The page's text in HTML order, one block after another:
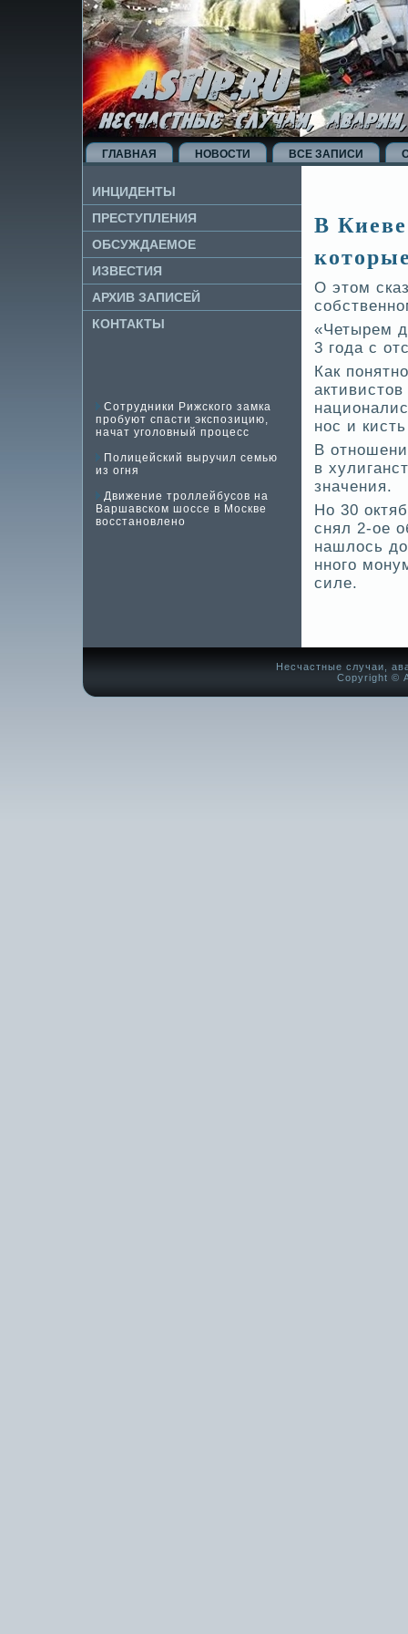
ГЛАВНАЯ НОВОСТИ ВСЕ ЗАПИСИ
ИНЦИДЕНТЫ
ПРЕСТУПЛЕНИЯ
ОБСУЖДАЕМОЕ
ИЗВЕ­СТИЯ
АРХИВ ЗАПИСЕЙ
КОНТАКТЫ
Сотрудники Рижского замка
пробуют спасти экспозицию,
начат уголовный процесс
Полицейский выручил семью
из огня
Движение троллейбусов на
Варшавском шоссе в Москве
восстановлено
В
О этом
«Четырем
3 года с
Как
нос и
В
в
значения.
Но 30
снял 2-ое
нашлось
нного
силе.
Несчастные случаи,
Copyright ©